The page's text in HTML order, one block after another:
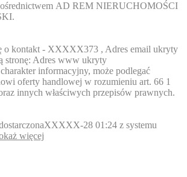
AD REM NIERUCHOMOŚCI
o kontakt - XXXXX373 , Adres email ukryty
stronę: Adres www ukryty
informacyjny, może podlegać
oferty handlowej w rozumieniu art. 66 1
innych właściwych przepisów prawnych.
XXXXX-28 01:24 z systemu
więcej